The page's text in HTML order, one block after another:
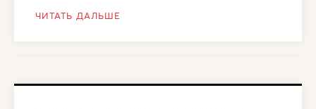
ЧИТАТЬ ДАЛЬШЕ